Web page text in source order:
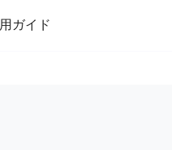
ガイド
料理